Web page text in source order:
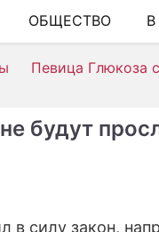
ОБЩЕСТВО
Певица Глюкоза
будут
в силу закон,